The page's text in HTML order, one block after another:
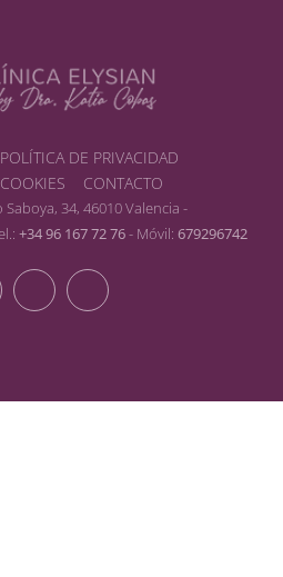
POLÍTICA DE PRIVACIDAD
CONTACTO
34, 46010 Valencia -
+34 96 167 72 76- Móvil: 679296742